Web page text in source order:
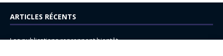
ARTICLES RÉCENTS
Les publications reprennent bientôt…